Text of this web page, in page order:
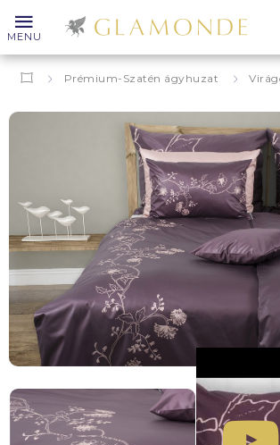
MENU
Prémium-Szatén ágyhuzat
Floriana